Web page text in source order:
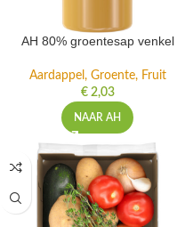
AH 80% groentesap venkel
Aardappel, Groente, Fruit
€2,03
NAAR AH